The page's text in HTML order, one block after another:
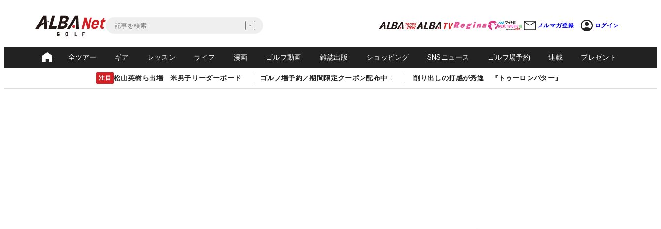
メルマガ登録 ログイン
全ツアー ギア レッスン ライフ 漫画 ゴルフ動画 雑誌出版 ショッピング SNSニュース ゴルフ場予約 連載 プレゼント
注目 松山英樹ら出場 米男子リーダーボード ゴルフ場予約／期間限定クーポン配布中！ 削り出しの打感が秀逸 『トゥーロンパター』